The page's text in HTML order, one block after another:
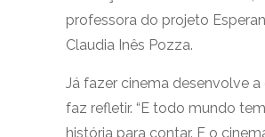
professora do projeto
Claudia Inês Pozza.
Já fazer cinema desenvolve a
faz refletir. “E todo mundo
história para contar. E o